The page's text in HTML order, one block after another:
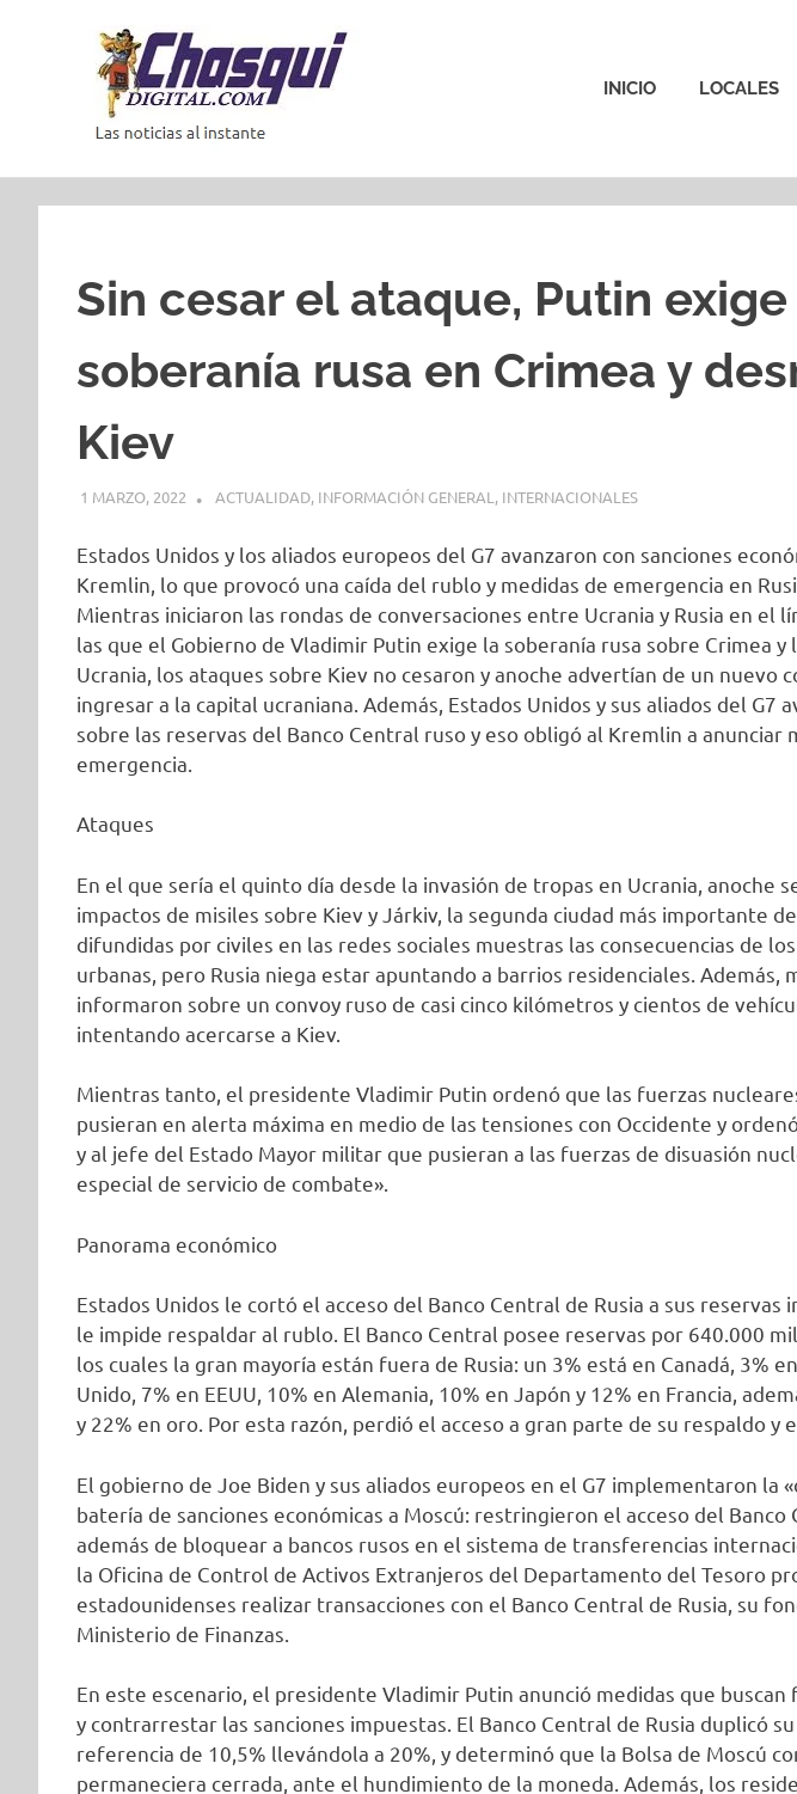
INICIO LOCALES
Sin cesar el ataque, Putin exige
soberanía rusa en Crimea y
Kiev
1 MARZO, 2022 ACTUALIDAD, INFORMACIÓN GENERAL , INTERNACIONALES
Estados Unidos y los aliados europeos del G7 avanzaron con sanciones
Kremlin, lo que provocó una caída del rublo y medidas de emergencia en
Mientras iniciaron las rondas de conversaciones entre Ucrania y Rusia en el
las que el Gobierno de Vladimir Putin exige la soberanía rusa sobre Crimea y
Ucrania, los ataques sobre Kiev no cesaron y anoche advertían de un nuevo
ingresar a la capital ucraniana. Además, Estados Unidos y sus aliados del G7
sobre las reservas del Banco Central ruso y eso obligó al Kremlin a anunciar
emergencia.
Ataques
En el que sería el quinto día desde la invasión de tropas en Ucrania, anoche
impactos de misiles sobre Kiev y Járkiv, la segunda ciudad más importante
difundidas por civiles en las redes sociales muestras las consecuencias de
urbanas, pero Rusia niega estar apuntando a barrios residenciales. Además,
informaron sobre un convoy ruso de casi cinco kilómetros y cientos de
intentando acercarse a Kiev.
Mientras tanto, el presidente Vladimir Putin ordenó que las fuerzas
pusieran en alerta máxima en medio de las tensiones con Occidente y
y al jefe del Estado Mayor militar que pusieran a las fuerzas de disuasión
especial de servicio de combate».
Panorama económico
Estados Unidos le cortó el acceso del Banco Central de Rusia a sus reservas
le impide respaldar al rublo. El Banco Central posee reservas por 640.000
los cuales la gran mayoría están fuera de Rusia: un 3% está en Canadá, 3%
Unido, 7% en EEUU, 10% en Alemania, 10% en Japón y 12% en Francia,
y 22% en oro. Por esta razón, perdió el acceso a gran parte de su respaldo y
El gobierno de Joe Biden y sus aliados europeos en el G7 implementaron la
batería de sanciones económicas a Moscú: restringieron el acceso del Banco
además de bloquear a bancos rusos en el sistema de transferencias
la Oficina de Control de Activos Extranjeros del Departamento del Tesoro
estadounidenses realizar transacciones con el Banco Central de Rusia, su
Ministerio de Finanzas.
En este escenario, el presidente Vladimir Putin anunció medidas que
y contrarrestar las sanciones impuestas. El Banco Central de Rusia duplicó
referencia de 10,5% llevándola a 20%, y determinó que la Bolsa de Moscú
permaneciera cerrada, ante el hundimiento de la moneda. Además, los